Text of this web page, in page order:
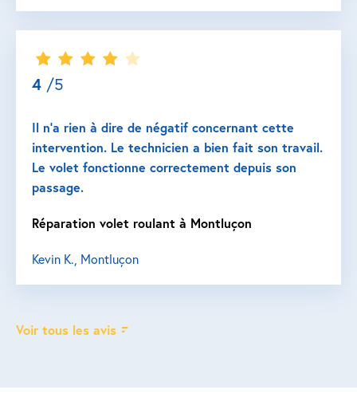
4 /5
Il n’a rien à dire de négatif concernant cette
intervention. Le technicien a bien fait son travail.
Le volet fonctionne correctement depuis son
passage.
Réparation volet roulant à Montluçon
Kevin K., Montluçon
Voir tous les avis